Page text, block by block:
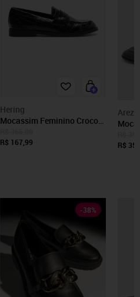
Hering
Mocassim Feminino Croco
R$ 167,99
R$
-38%